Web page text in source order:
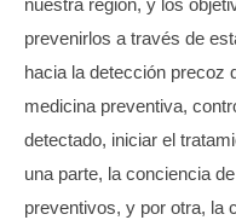
nuestra región, y los
prevenirlos a través de
hacia la detección precoz
medicina preventiva,
detectado, iniciar el
una parte, la conciencia
preventivos, y por otra, la